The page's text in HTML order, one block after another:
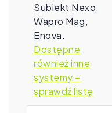
Subiekt Nexo,
Wapro Mag,
Enova.
Dostępne
również inne
systemy –
sprawdź listę